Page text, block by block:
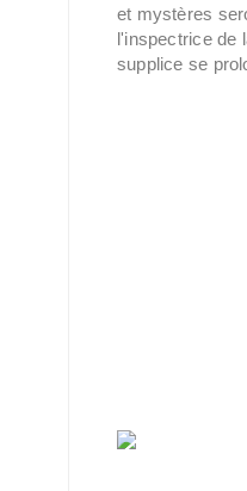
et mystères
l'inspectrice de
supplice se